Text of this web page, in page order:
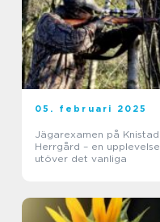
05. februari 2025
Jägarexamen på Knistad
Herrgård – en upplevelse
utöver det vanliga